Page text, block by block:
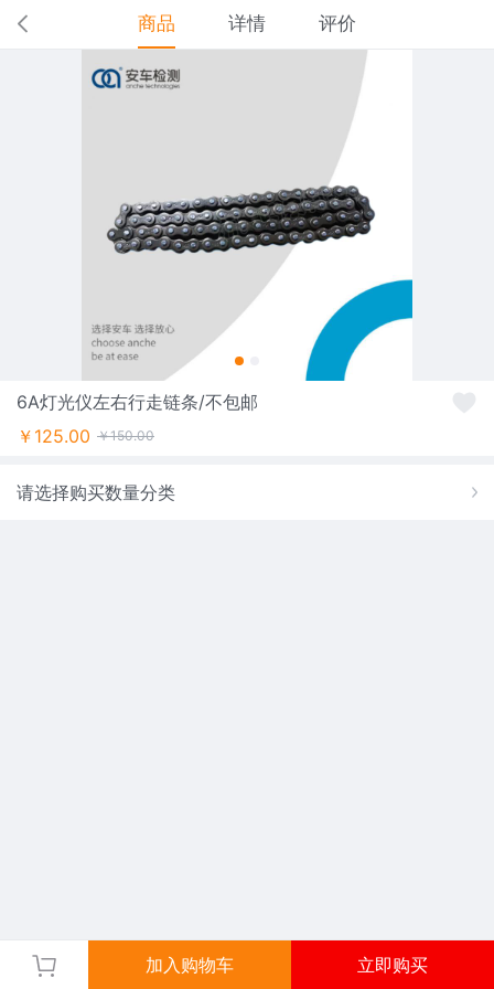
商品 详情 评价
6A灯光仪左右行走链条/不包邮
￥125.00 ￥150.00
请选择购买数量分类
加入购物车 立即购买